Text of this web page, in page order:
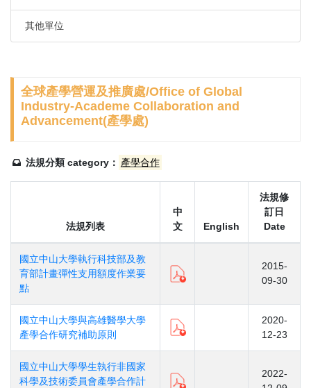
其他單位
全球產學營運及推廣處/Office of Global
Industry-Academe Collaboration and
Advancement(產學處)
法規分類 category： 產學合作
法規列表
中
文
English
法規修
訂日
Date
國立中山大學執行科技部及教
育部計畫彈性支用額度作業要
點
2015-
09-30
國立中山大學與高雄醫學大學
產學合作研究補助原則
2020-
12-23
國立中山大學學生執行非國家
科學及技術委員會產學合作計
2022-